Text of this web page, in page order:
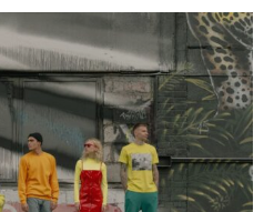
közgazdász, az ELTE
a kínai és az indiai
míg Kína az erőteljes,
is bővelkedő
tekintetében ismert
törvény vagy az